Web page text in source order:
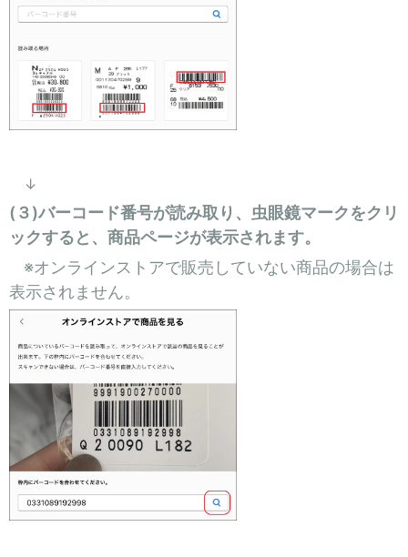
↓
(３)バーコード番号が読み取り、虫眼鏡マークをクリ
ックすると、商品ページが表示されます。
※オンラインストアで販売していない商品の場合は
表示されません。